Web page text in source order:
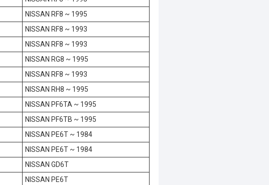
NISSAN RF8 ~ 1995
NISSAN RF8 ~ 1993
NISSAN RF8 ~ 1993
NISSAN RG8 ~ 1995
NISSAN RF8 ~ 1993
NISSAN RH8 ~ 1995
NISSAN PF6TA ~ 1995
NISSAN PF6TB ~ 1995
NISSAN PE6T ~ 1984
NISSAN PE6T ~ 1984
NISSAN GD6T
NISSAN PE6T